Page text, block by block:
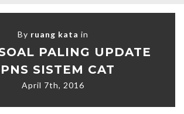
By ruang kata in
PALING UPDATE
SISTEM CAT
April 7th, 2016